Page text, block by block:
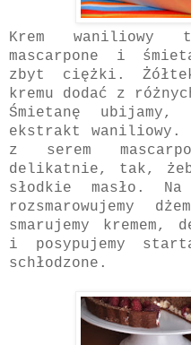
Krem waniliowy
mascarpone i
zbyt ciężki.
kremu dodać z
Śmietanę ubijamy,
ekstrakt waniliowy.
z serem
delikatnie, tak,
słodkie masło.
rozsmarowujemy
smarujemy kremem,
i posypujemy
schłodzone.